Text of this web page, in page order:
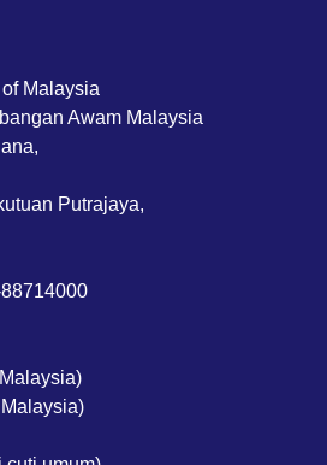
Malaysia
Awam Malaysia
Putrajaya,